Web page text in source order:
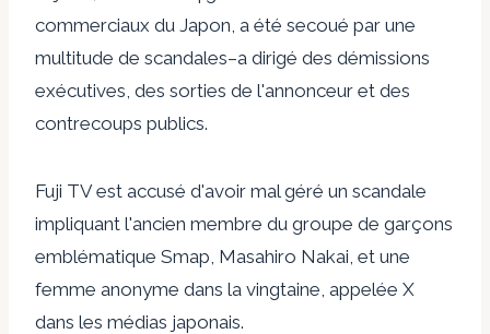
commerciaux du Japon, a été secoué par une
multitude de scandales–a dirigé des démissions
exécutives, des sorties de l'annonceur et des
contrecoups publics.
Fuji TV est accusé d'avoir mal géré un scandale
impliquant l'ancien membre du groupe de garçons
emblématique Smap, Masahiro Nakai, et une
femme anonyme dans la vingtaine, appelée X
dans les médias japonais.